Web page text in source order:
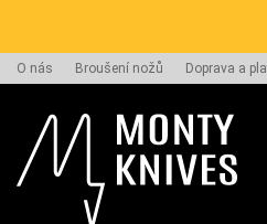
O nás Broušení nožů Doprava a